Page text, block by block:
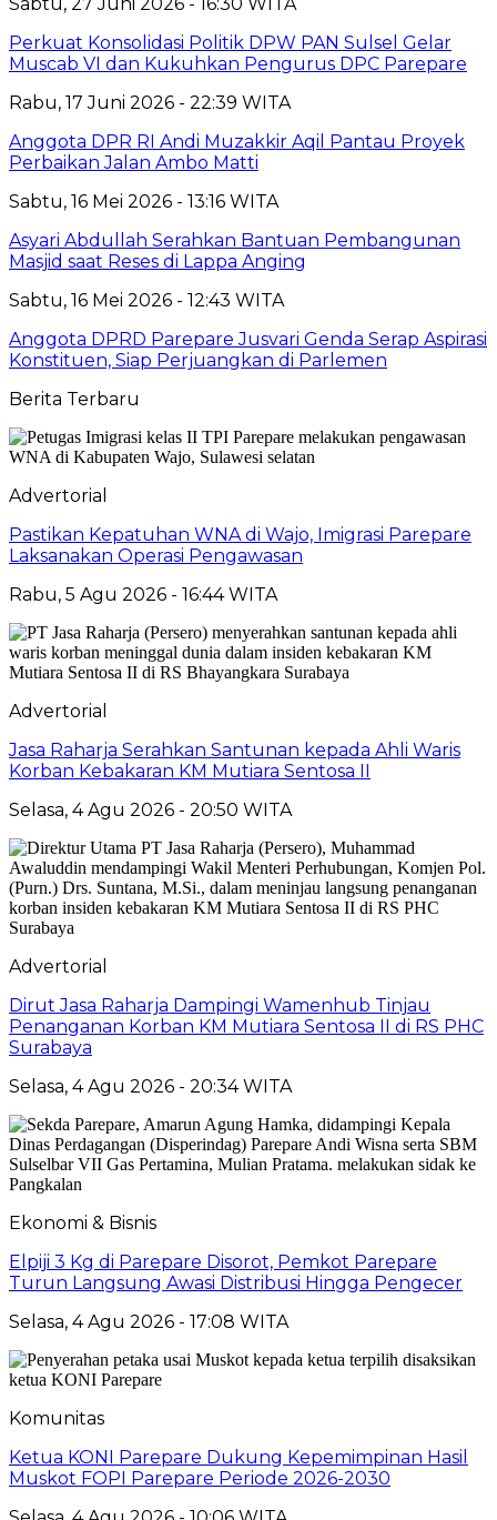
Sabtu, 27 Juni 2026 - 16:30 WITA
Perkuat Konsolidasi Politik DPW PAN Sulsel Gelar
Muscab VI dan Kukuhkan Pengurus DPC Parepare
Rabu, 17 Juni 2026 - 22:39 WITA
Anggota DPR RI Andi Muzakkir Aqil Pantau Proyek
Perbaikan Jalan Ambo Matti
Sabtu, 16 Mei 2026 - 13:16 WITA
Asyari Abdullah Serahkan Bantuan Pembangunan
Masjid saat Reses di Lappa Anging
Sabtu, 16 Mei 2026 - 12:43 WITA
Anggota DPRD Parepare Jusvari Genda Serap Aspirasi
Konstituen, Siap Perjuangkan di Parlemen
Berita Terbaru
Advertorial
Pastikan Kepatuhan WNA di Wajo, Imigrasi Parepare
Laksanakan Operasi Pengawasan
Rabu, 5 Agu 2026 - 16:44 WITA
Advertorial
Jasa Raharja Serahkan Santunan kepada Ahli Waris
Korban Kebakaran KM Mutiara Sentosa II
Selasa, 4 Agu 2026 - 20:50 WITA
Advertorial
Dirut Jasa Raharja Dampingi Wamenhub Tinjau
Penanganan Korban KM Mutiara Sentosa II di RS PHC
Surabaya
Selasa, 4 Agu 2026 - 20:34 WITA
Ekonomi & Bisnis
Elpiji 3 Kg di Parepare Disorot, Pemkot Parepare
Turun Langsung Awasi Distribusi Hingga Pengecer
Selasa, 4 Agu 2026 - 17:08 WITA
Komunitas
Ketua KONI Parepare Dukung Kepemimpinan Hasil
Muskot FOPI Parepare Periode 2026-2030